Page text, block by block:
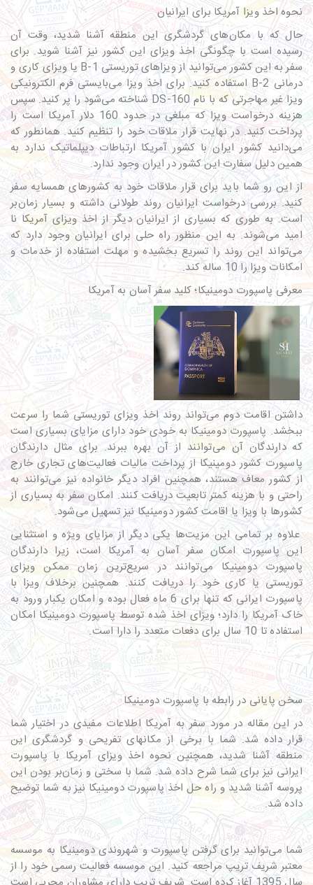
نحوه اخذ ویزا آمریکا برای ایرانیان
حال که با مکان‌های گردشگری این منطقه آشنا شدید، وقت آن
رسیده است با چگونگی اخذ ویزای این کشور نیز آشنا شوید. برای
سفر به این کشور می‌توانید از ویزاهای توریستی B-1 یا ویزای کاری و
درمانی B-2 استفاده کنید. برای اخذ ویزا می‌بایستی فرم الکترونیکی
ویزا غیر مهاجرتی که با نام DS-160 شناخته می‌شود را پر کنید. سپس
هزینه درخواست ویزا که مبلغی در حدود 160 دلار آمریکا است را
پرداخت کنید. در نهایت قرار ملاقات خود را تنظیم کنید. همانطور که
می‌دانید کشور ایران با کشور آمریکا ارتباطات دیپلماتیک ندارد به
همین دلیل سفارت این کشور در ایران وجود ندارد.
از این رو شما باید برای قرار ملاقات خود به کشورهای همسایه سفر
کنید. بررسی درخواست ایرانیان روند طولانی داشته و بسیار زمان‌بر
است. به طوری که بسیاری از ایرانیان دیگر از اخذ ویزای آمریکا نا
امید می‌شوند. به این منظور راه حلی برای ایرانیان وجود دارد که
می‌تواند این روند را تسریع بخشیده و مهلت استفاده از خدمات و
امکانات ویزا را 10 ساله کند.
معرفی پاسپورت دومینیکا؛ کلید سفر آسان به آمریکا
داشتن اقامت دوم می‌تواند روند اخذ ویزای توریستی شما را سرعت
ببخشد. پاسپورت دومینیکابه خودی خود دارای مزایای بسیاری است
که دارندگان آن می‌توانند از آن بهره ببرند. برای مثال دارندگان
پاسپورت کشور دومینیکا از پرداخت مالیات فعالیت‌های تجاری خارج
از کشور معاف هستند، همچنین افراد دیگر خانواده نیز می‌توانند به
راحتی و با هزینه کمتر تابعیت دریافت کنند. امکان سفر به بسیاری از
کشورها با ویزا یا اقامت کشور دومینیکا نیز تسهیل می‌شود.
علاوه بر تمامی این مزیت‌ها یکی دیگر از مزایای ویژه و استثنایی
این پاسپورت امکان سفر آسان به آمریکا است، زیرا دارندگان
پاسپورت دومینیکا می‌توانند در سریع‌ترین زمان ممکن ویزای
توریستی یا کاری خود را دریافت کنند. همچنین برخلاف ویزا با
پاسپورت ایرانی که تنها برای 6 ماه فعال بوده و امکان یکبار ورود به
خاک آمریکا را دارد؛ ویزای اخذ شده توسط پاسپورت دومینیکا امکان
استفاده تا 10 سال برای دفعات متعدد را دارا است.
سخن پایانی در رابطه با پاسپورت دومینیکا
در این مقاله در مورد سفر به آمریکا اطلاعات مفیدی در اختیار شما
قرار داده شد. شما با برخی از مکان‎های تفریحی و گردشگری این
منطقه آشنا شدید، همچنین نحوه اخذ ویزای آمریکا با پاسپورت
ایرانی نیز برای شما شرح داده شد. شما با سختی و زمان‌بر بودن این
پروسه آشنا شدید و راه حل اخذ پاسپورت دومینیکا نیز به شما توضیح
داده شد.
شما می‌توانید برای گرفتن پاسپورت و شهروندی دومینیکا به موسسه
معتبر شریف تریپمراجعه کنید. این موسسه فعالیت رسمی خود را از